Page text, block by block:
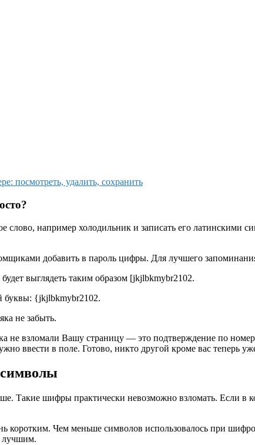
посмотреть, удалить, сохранить
слово, например холодильник и записать его латинскими
добавить в пароль цифры. Для лучшего
выглядеть таким образом [jkjlbkmybr2102.
буквы: {jkjlbkmybr2102.
не забыть.
не взломали Вашу страницу — это подтверждение по
ввести в поле. Готово, никто другой кроме вас теперь
Такие шифры практически невозможно взломать. Если в
коротким. Чем меньше символов использовалось при
лучшим.